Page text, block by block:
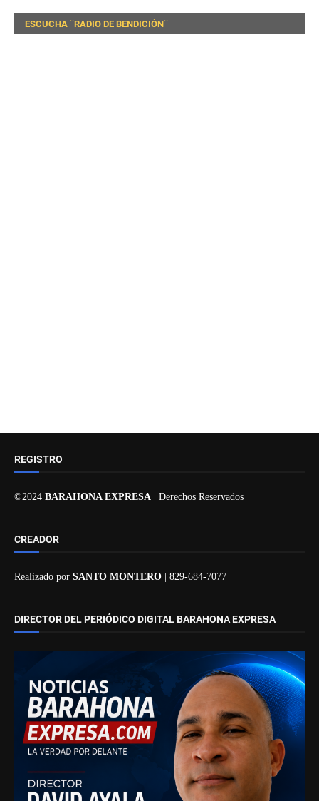
ESCUCHA ¨RADIO DE BENDICIÓN¨
REGISTRO
©2024 BARAHONA EXPRESA | Derechos Reservados
CREADOR
Realizado por SANTO MONTERO | 829-684-7077
DIRECTOR DEL PERIÓDICO DIGITAL BARAHONA EXPRESA